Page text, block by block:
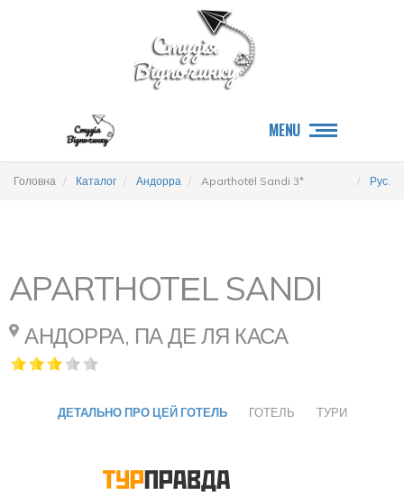
MENU
Головна Каталог Андорра Aparthotеl Sandi 3* Рус.
APARTHOTЕL SANDI
АНДОРРА, ПА ДЕ ЛЯ КАСА
ДЕТАЛЬНО ПРО ЦЕЙ ГОТЕЛЬ ГОТЕЛЬ ТУРИ